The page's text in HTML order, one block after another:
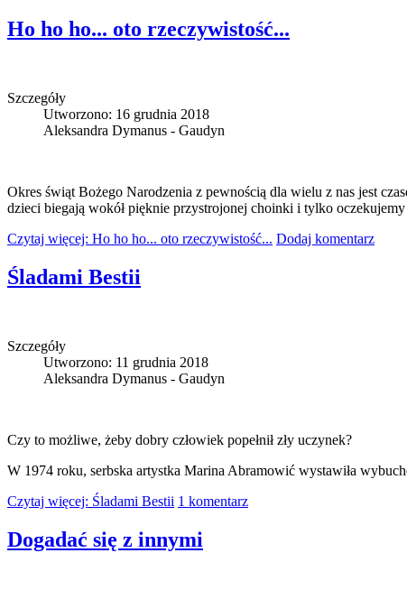
Ho ho ho... oto rzeczywistość...
Szczegóły
Utworzono: 16 grudnia 2018
Aleksandra Dymanus - Gaudyn
Okres świąt Bożego Narodzenia z pewnością dla wielu z nas jest
dzieci biegają wokół pięknie przystrojonej choinki i tylko
Czytaj więcej: Ho ho ho... oto rzeczywistość... Dodaj komentarz
Śladami Bestii
Szczegóły
Utworzono: 11 grudnia 2018
Aleksandra Dymanus - Gaudyn
Czy to możliwe, żeby dobry człowiek popełnił zły uczynek?
W 1974 roku, serbska artystka Marina Abramowić wystawiła
Czytaj więcej: Śladami Bestii 1 komentarz
Dogadać się z innymi